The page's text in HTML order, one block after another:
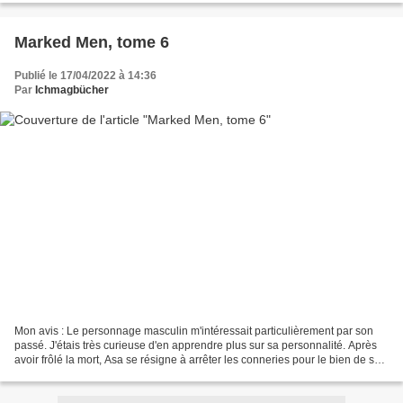
Marked Men, tome 6
Publié le 17/04/2022 à 14:36
Par Ichmagbücher
Mon avis : Le personnage masculin m'intéressait particulièrement par son
passé. J'étais très curieuse d'en apprendre plus sur sa personnalité. Après
avoir frôlé la mort, Asa se résigne à arrêter les conneries pour le bien de sa